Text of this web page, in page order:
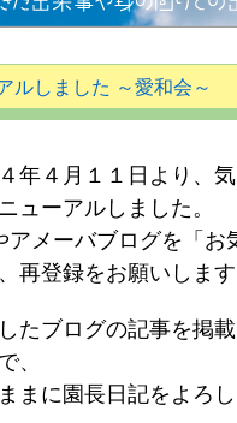
ルしました ～愛和会～
年４月１１日より、
ューアルしました。
アメーバブログを「
再登録をお願いします
たブログの記事を掲
、
まに園長日記をよろし